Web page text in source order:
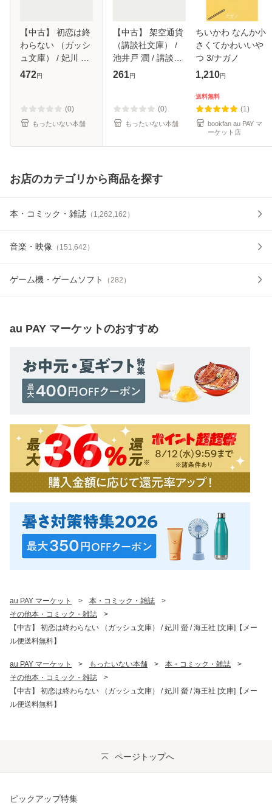
【中古】 初恋は終
わらない （ガッシ
ュ文庫） / 妃川 螢
/ 海王社 [文庫]【メ
472円
(0)
もったいない本舗
【中古】 架空通貨
（講談社文庫） /
池井戸 潤 / 講談社
[文庫]【メール便送
261円
(0)
もったいない本舗
ちいかわ なんか小
さくてかわいいや
つ 3/ナガノ
1,210円
送料無料
(1)
bookfan au PAY マ
ーケット店
お店のカテゴリから商品を探す
本・コミック・雑誌 （ 1,262,162 ）
音楽・映像 （ 151,642 ）
ゲーム機・ゲームソフト （282 ）
au PAY マーケットのおすすめ
au PAY マーケット > 本・コミック・雑誌
>
その他本・コミック・雑誌
>
【中古】 初恋は終わらない （ガッシュ文庫） / 妃川 螢 / 海王社 [文庫]【メー
ル便送料無料】
au PAY マーケット > もったいない本舗 > 本・コミック・雑誌
>
その他本・コミック・雑誌
>
【中古】 初恋は終わらない （ガッシュ文庫） / 妃川 螢 / 海王社 [文庫]【メー
ル便送料無料】
ページトップへ
ピックアップ特集